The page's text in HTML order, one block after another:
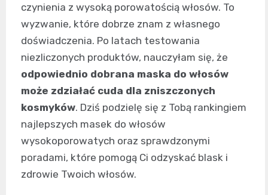
czynienia z wysoką porowatością włosów. To
wyzwanie, które dobrze znam z własnego
doświadczenia. Po latach testowania
niezliczonych produktów, nauczyłam się, że
odpowiednio dobrana maska do włosów
może zdziałać cuda dla zniszczonych
kosmyków. Dziś podzielę się z Tobą rankingiem
najlepszych masek do włosów
wysokoporowatych oraz sprawdzonymi
poradami, które pomogą Ci odzyskać blask i
zdrowie Twoich włosów.